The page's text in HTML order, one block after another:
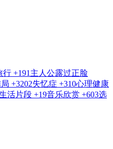
行 +191 主人公露过正脸
+3202失忆症 +310心理健康
活片段 +19音乐欣赏 +603选